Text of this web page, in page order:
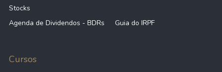
Stocks
Agenda de Dividendos - BDRs Guia do IRPF
Cursos